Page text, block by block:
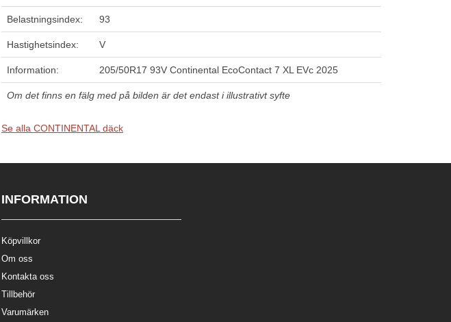
Belastningsindex: 93
Hastighetsindex: V
Information: 205/50R17 93V Continental EcoContact 7 XL EVc 2025
Om det finns en fälg med på bilden är det endast i illustrativt syfte
Se alla CONTINENTAL däck
INFORMATION
Köpvillkor
Om oss
Kontakta oss
Tillbehör
Varumärken